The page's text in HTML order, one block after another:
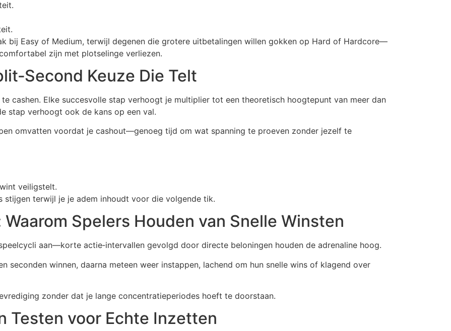
bij Easy of Medium, terwijl degenen die grotere uitbetalingen willen gokken op Hard of Hardcore—
zijn met plotselinge verliezen.
Keuze Die Telt
cashen. Elke succesvolle stap verhoogt je multiplier tot een theoretisch hoogtepunt van meer dan
stap verhoogt ook de kans op een val.
omvatten voordat je cashout—genoeg tijd om wat spanning te proeven zonder jezelf te
veiligstelt.
stijgen terwijl je je adem inhoudt voor die volgende tik.
Spelers Houden van Snelle Winsten
aan—korte actie‑intervallen gevolgd door directe beloningen houden de adrenaline hoog.
seconden winnen, daarna meteen weer instappen, lachend om hun snelle wins of klagend over
zonder dat je lange concentratieperiodes hoeft te doorstaan.
Testen voor Echte Inzetten